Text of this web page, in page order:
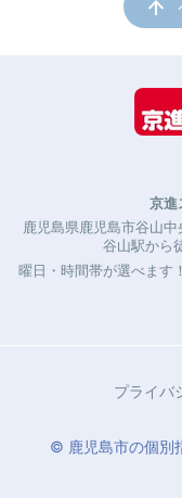
京進
鹿児島県鹿児島市谷山
谷山駅から
曜日・時間帯が選べます
プライバ
© 鹿児島市の個別